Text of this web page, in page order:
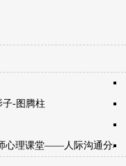
子-图腾柱
心理课堂――人际沟通分析